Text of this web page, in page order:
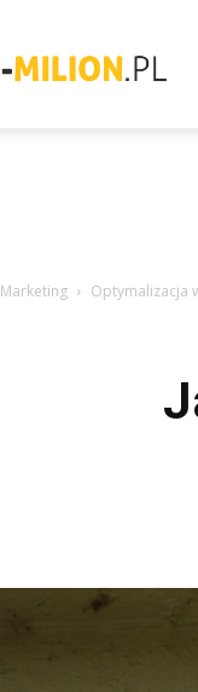
Marketing Optymalizacja